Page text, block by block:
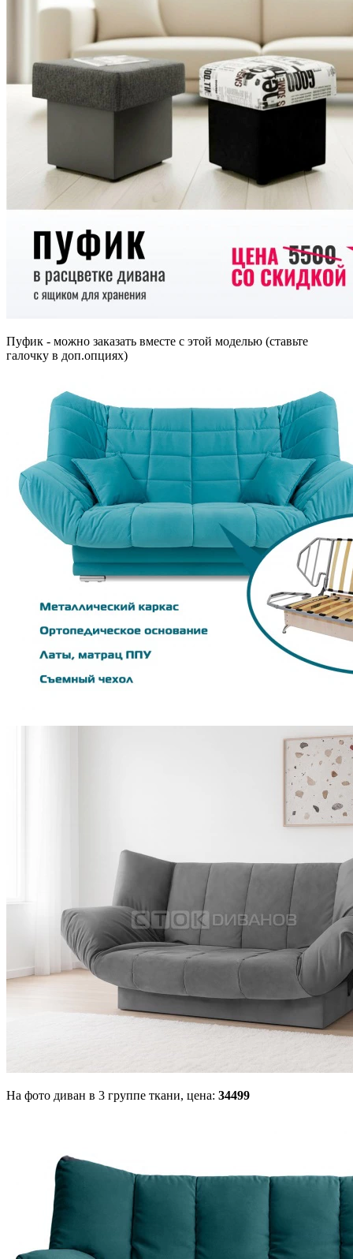
Пуфик - можно заказать вместе с этой моделью (ставьте
галочку в доп.опциях)
На фото диван в 3 группе ткани, цена: 34499